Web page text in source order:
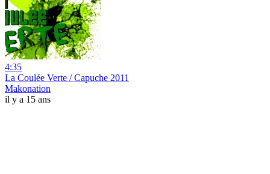
4:35
La Coulée Verte / Capuche 2011
Makonation
il y a 15 ans